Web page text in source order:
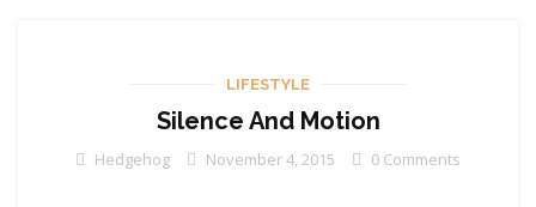
LIFESTYLE
Silence And Motion
Hedgehog November 4, 2015 0 Comments